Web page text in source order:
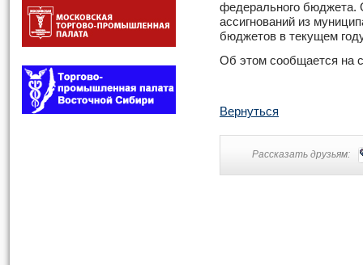
федерального
ассигнований из
бюджетов в текущем
Об этом сообщается на
Вернуться
Рассказать друзьям: